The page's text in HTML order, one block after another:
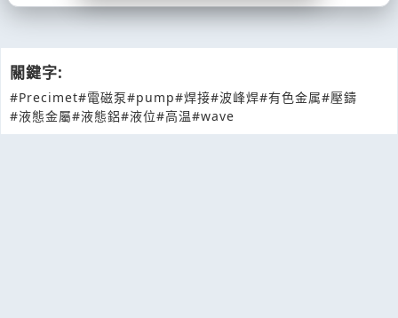
關鍵字:
#Precimet#電磁泵#pump#焊接#波峰焊#有色金属#壓鑄
#液態金屬#液態鋁#液位#高温#wave